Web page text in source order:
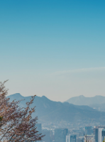
메
문
단
기